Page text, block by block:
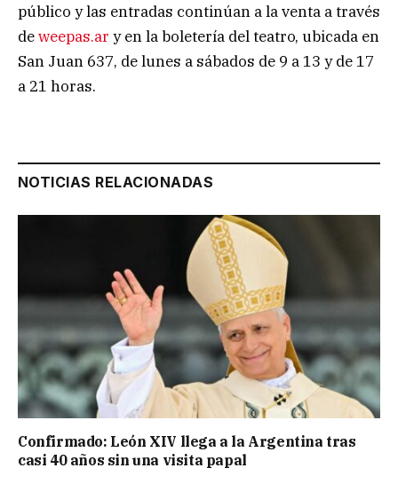
público y las entradas continúan a la venta a través
deweepas.ar y en la boletería del teatro, ubicada en
San Juan 637, de lunes a sábados de 9 a 13 y de 17
a 21 horas.
NOTICIAS RELACIONADAS
Confirmado: León XIV llega a la Argentina tras
casi 40 años sin una visita papal